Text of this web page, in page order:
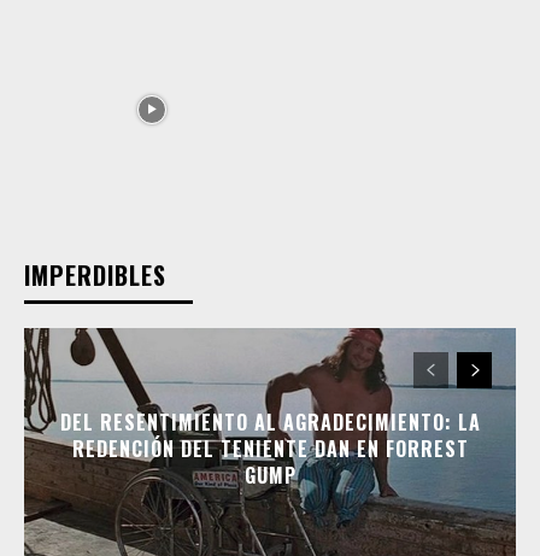
IMPERDIBLES
DEL RESENTIMIENTO AL AGRADECIMIENTO: LA
REDENCIÓN DEL TENIENTE DAN EN FORREST
GUMP